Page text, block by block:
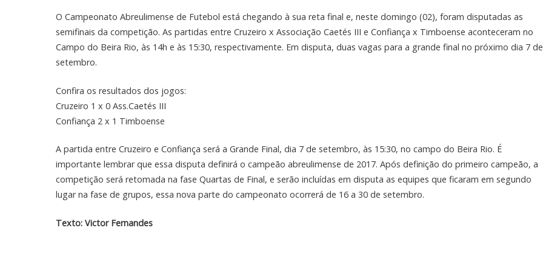
O Campeonato Abreulimense de Futebol está chegando à sua reta final e, neste domingo (02), foram disputadas as
semifinais da competição. As partidas entre Cruzeiro x Associação Caetés III e Confiança x Timboense aconteceram no
Campo do Beira Rio, às 14h e às 15:30, respectivamente. Em disputa, duas vagas para a grande final no próximo dia 7 de
setembro.
Confira os resultados dos jogos:
Cruzeiro 1 x 0 Ass.Caetés III
Confiança 2 x 1 Timboense
A partida entre Cruzeiro e Confiança será a Grande Final, dia 7 de setembro, às 15:30, no campo do Beira Rio. É
importante lembrar que essa disputa definirá o campeão abreulimense de 2017. Após definição do primeiro campeão, a
competição será retomada na fase Quartas de Final, e serão incluídas em disputa as equipes que ficaram em segundo
lugar na fase de grupos, essa nova parte do campeonato ocorrerá de 16 a 30 de setembro.
Texto: Victor Fernandes